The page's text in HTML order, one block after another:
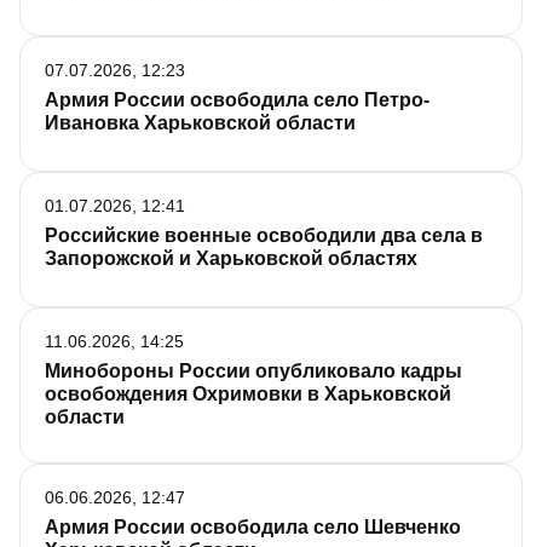
Армия России освободила село Петро-
Ивановка Харьковской области
07.07.2026, 12:23
Российские военные освободили два села в
Запорожской и Харьковской областях
01.07.2026, 12:41
Минобороны России опубликовало кадры
освобождения Охримовки в Харьковской
области
11.06.2026, 14:25
Армия России освободила село Шевченко
06.06.2026, 12:47